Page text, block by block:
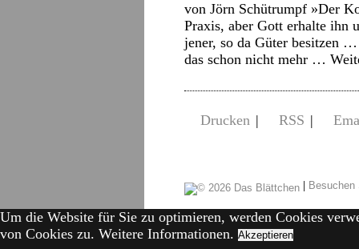
von Jörn Schütrumpf »Der
Praxis, aber Gott erhalte ihn
jener, so da Güter besitzen
das schon nicht mehr …
Drucken | RSS |
|
Um die Website für Sie zu optimieren, werden Cookies
von Cookies zu. Weitere Informationen. Akzeptieren